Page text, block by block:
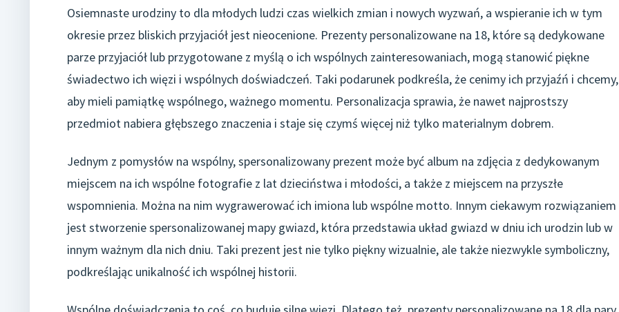
Osiemnaste urodziny to dla młodych ludzi czas wielkich zmian i nowych wyzwań, a wspieranie ich w tym
okresie przez bliskich przyjaciół jest nieocenione. Prezenty personalizowane na 18, które są dedykowane
parze przyjaciół lub przygotowane z myślą o ich wspólnych zainteresowaniach, mogą stanowić piękne
świadectwo ich więzi i wspólnych doświadczeń. Taki podarunek podkreśla, że cenimy ich przyjaźń i chcemy,
aby mieli pamiątkę wspólnego, ważnego momentu. Personalizacja sprawia, że nawet najprostszy
przedmiot nabiera głębszego znaczenia i staje się czymś więcej niż tylko materialnym dobrem.
Jednym z pomysłów na wspólny, spersonalizowany prezent może być album na zdjęcia z dedykowanym
miejscem na ich wspólne fotografie z lat dzieciństwa i młodości, a także z miejscem na przyszłe
wspomnienia. Można na nim wygrawerować ich imiona lub wspólne motto. Innym ciekawym rozwiązaniem
jest stworzenie spersonalizowanej mapy gwiazd, która przedstawia układ gwiazd w dniu ich urodzin lub w
innym ważnym dla nich dniu. Taki prezent jest nie tylko piękny wizualnie, ale także niezwykle symboliczny,
podkreślając unikalność ich wspólnej historii.